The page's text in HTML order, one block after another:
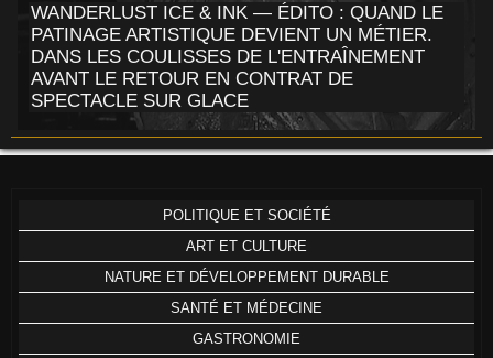
WANDERLUST ICE & INK — ÉDITO : QUAND LE
PATINAGE ARTISTIQUE DEVIENT UN MÉTIER.
DANS LES COULISSES DE L'ENTRAÎNEMENT
AVANT LE RETOUR EN CONTRAT DE
SPECTACLE SUR GLACE
POLITIQUE ET SOCIÉTÉ
ART ET CULTURE
NATURE ET DÉVELOPPEMENT DURABLE
SANTÉ ET MÉDECINE
GASTRONOMIE